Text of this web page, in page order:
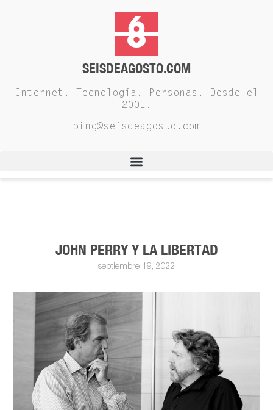
SEISDEAGOSTO.COM
Internet. Tecnología. Personas. Desde el
2001.
ping@seisdeagosto.com
JOHN PERRY Y LA LIBERTAD
septiembre 19, 2022